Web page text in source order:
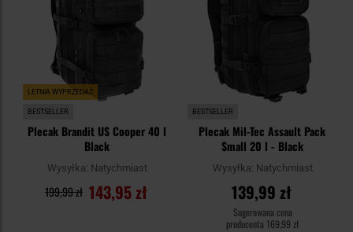
LETNIA WYPRZEDAŻ
BESTSELLER
Plecak Brandit US Cooper 40 l
Black
Wysyłka: Natychmiast
143,95 zł
199,99 zł
BESTSELLER
Plecak Mil-Tec Assault Pack
Small 20 l - Black
Wysyłka: Natychmiast
139,99 zł
Sugerowana cena
producenta 169,99 zł